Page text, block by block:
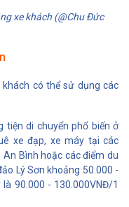
xe khách (@Chu Đức
khách có thể sử dụng các
tiện di chuyển phổ biến ở
xe đạp, xe máy tại các
Bình hoặc các điểm du
Lý Sơn khoảng 50.000 -
90.000 - 130.000VNĐ/1